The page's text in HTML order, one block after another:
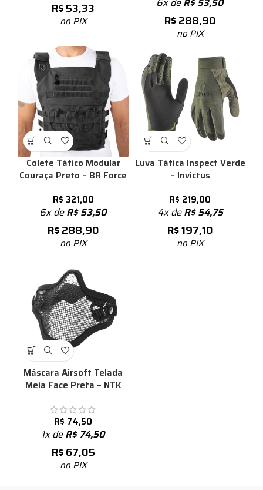
R$53,33
no PIX R$288,90
no PIX
Colete Tático Modular
Couraça Preto – BR Force
R$ 321,00
6x deR$53,50
R$288,90
no PIX
Luva Tática Inspect Verde
– Invictus
R$ 219,00
4x deR$54,75
R$197,10
no PIX
Máscara Airsoft Telada
Meia Face Preta – NTK
R$ 74,50
1x deR$74,50
R$67,05
no PIX